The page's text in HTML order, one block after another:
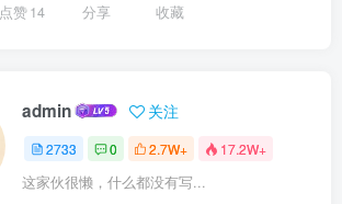
点赞14 分享 收藏
admin 关注
2733 0 2.7W+ 17.2W+
这家伙很懒，什么都没有写...